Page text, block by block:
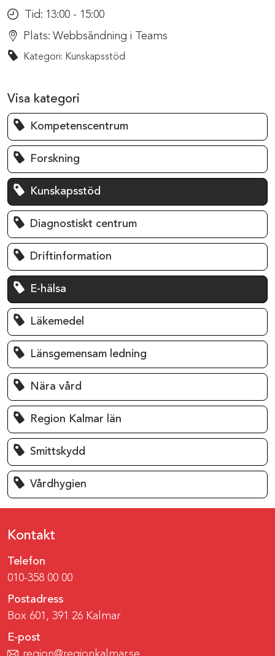
Tid: 13:00 - 15:00
Plats: Webbsändning i Teams
Kategori: Kunskapsstöd
Visa kategori
Kompetenscentrum
Forskning
Kunskapsstöd
Diagnostiskt centrum
Driftinformation
E-hälsa
Läkemedel
Länsgemensam ledning
Nära vård
Region Kalmar län
Smittskydd
Vårdhygien
Kontakt
Telefon
010-358 00 00
Postadress
Box 601, 391 26 Kalmar
E-post